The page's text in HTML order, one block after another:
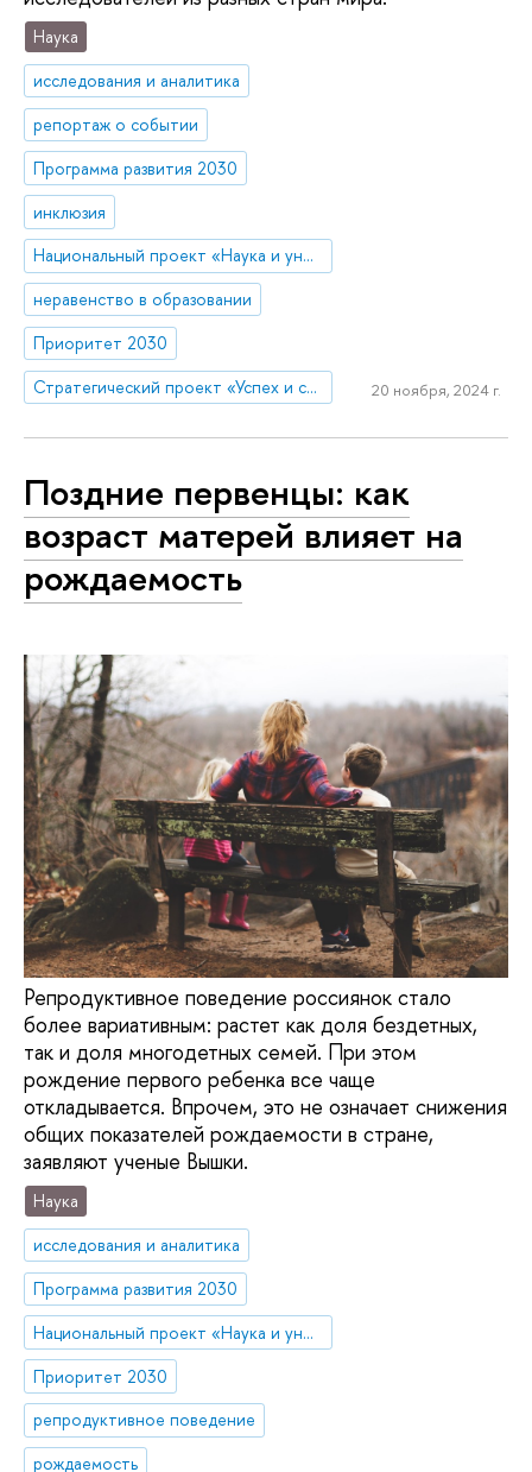
Наука
исследования и аналитика
репортаж о событии
Программа развития 2030
инклюзия
Национальный проект «Наука и университеты»
неравенство в образовании
Приоритет 2030
Стратегический проект «Успех и самостоятельность человека в меняющемся мире»
20 ноября, 2024 г.
Поздние первенцы: как
возраст матерей влияет на
рождаемость
Репродуктивное поведение россиянок стало
более вариативным: растет как доля бездетных,
так и доля многодетных семей. При этом
рождение первого ребенка все чаще
откладывается. Впрочем, это не означает снижения
общих показателей рождаемости в стране,
заявляют ученые Вышки.
Наука
исследования и аналитика
Программа развития 2030
Национальный проект «Наука и университеты»
Приоритет 2030
репродуктивное поведение
рождаемость